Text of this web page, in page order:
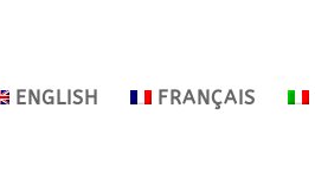
ENGLISH FRANÇAIS